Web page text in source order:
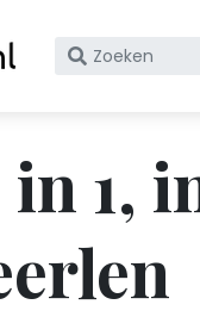
Zoek
KvK
nummer
1,